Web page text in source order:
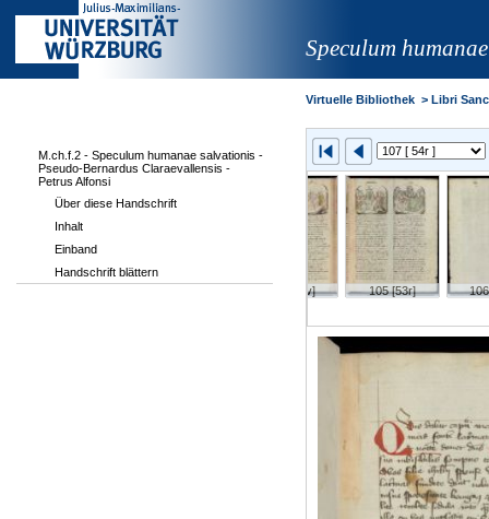
Speculum
104 [52v] 105 [53r]
M.ch.f.2 - Speculum humanae salvationis -
Pseudo-Bernardus Claraevallensis -
Petrus Alfonsi
Über diese Handschrift
Inhalt
Einband
Handschrift blättern
Virtuelle Bibliothek > Libri